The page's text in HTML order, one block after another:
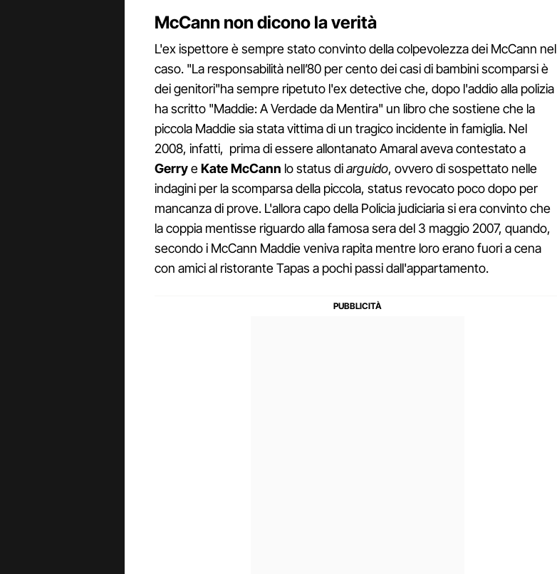
McCann non dicono la verità
L'ex ispettore è sempre stato convinto della colpevolezza dei McCann nel
caso. "La responsabilità nell’80 per cento dei casi di bambini scomparsi è
dei genitori"ha sempre ripetuto l'ex detective che, dopo l'addio alla polizia
ha scritto "Maddie: A Verdade da Mentira" un libro che sostiene che la
piccola Maddie sia stata vittima di un tragico incidente in famiglia. Nel
2008, infatti, prima di essere allontanato Amaral aveva contestato a
GerryeKateMcCann lo status diarguido, ovvero di sospettato nelle
indagini per la scomparsa della piccola, status revocato poco dopo per
mancanza di prove. L'allora capo della Policia judiciaria si era convinto che
la coppia mentisse riguardo alla famosa sera del 3 maggio 2007, quando,
secondo i McCann Maddie veniva rapita mentre loro erano fuori a cena
con amici al ristorante Tapas a pochi passi dall'appartamento.